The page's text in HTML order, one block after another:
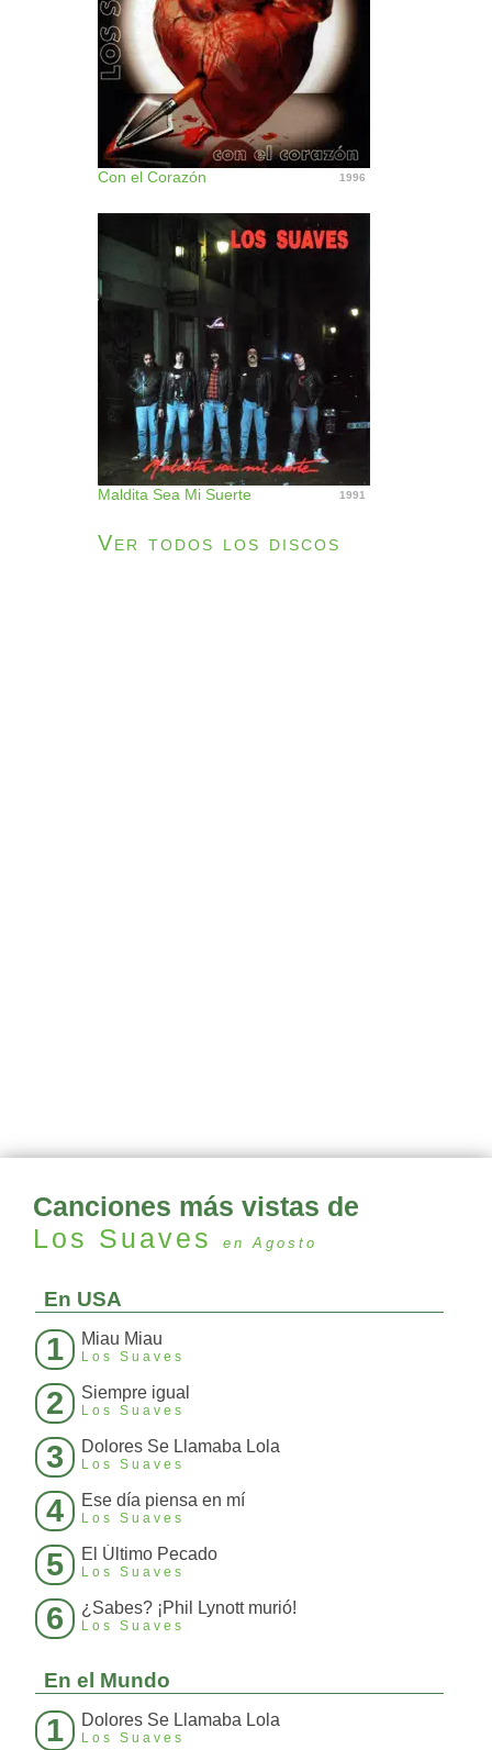
Con el Corazón 1996
Maldita Sea Mi Suerte 1991
Ver todos los discos
Canciones más vistas de
Los Suaves
en Agosto
En USA
1 Miau Miau
Los Suaves
2 Siempre igual
Los Suaves
3 Dolores Se Llamaba Lola
Los Suaves
4 Ese día piensa en mí
Los Suaves
5 El Último Pecado
Los Suaves
6 ¿Sabes? ¡Phil Lynott murió!
Los Suaves
En el Mundo
1 Dolores Se Llamaba Lola
Los Suaves